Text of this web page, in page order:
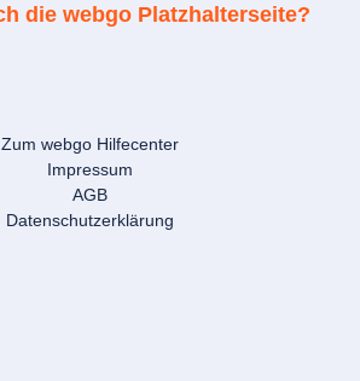
die webgo Platzhalterseite?
Zum webgo Hilfecenter
Impressum
AGB
Datenschutzerklärung